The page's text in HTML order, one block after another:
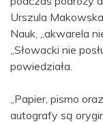
Urszula
Nauk, „akwarela
„Słowacki nie
powiedziała.
„Papier, pismo
autografy są